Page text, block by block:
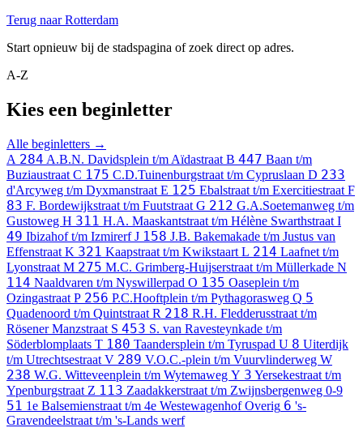
Terug naar Rotterdam
Start opnieuw bij de stadspagina of zoek direct op adres.
A-Z
Kies een beginletter
Alle beginletters →
A 284 A.B.N. Davidsplein t/m Aïdastraat B 447 Baan t/m
Buziaustraat C 175 C.D.Tuinenburgstraat t/m Cypruslaan D 233
d'Arcyweg t/m Dyxmanstraat E 125 Ebalstraat t/m Exercitiestraat F
83 F. Bordewijkstraat t/m Fuutstraat G 212 G.A.Soetemanweg t/m
Gustoweg H 311 H.A. Maaskantstraat t/m Hélène Swarthstraat I
49 Ibizahof t/m IzmirerfJ 158 J.B. Bakemakade t/m Justus van
Effenstraat K 321 Kaapstraat t/m Kwikstaart L 214 Laafnet t/m
Lyonstraat M 275 M.C. Grimberg-Huijserstraat t/m Müllerkade N
114 Naaldvaren t/m Nyswillerpad O 135 Oaseplein t/m
Ozingastraat P 256 P.C.Hooftplein t/m Pythagorasweg Q 5
Quadenoord t/m Quintstraat R 218 R.H. Fledderusstraat t/m
Rösener Manzstraat S 453 S. van Ravesteynkade t/m
Söderblomplaats T 180 Taandersplein t/m Tyruspad U 8 Uiterdijk
t/m Utrechtsestraat V 289 V.O.C.-plein t/m Vuurvlinderweg W
238 W.G. Witteveenplein t/m Wytemaweg Y 3 Yersekestraat t/m
Ypenburgstraat Z 113 Zaadakkerstraat t/m Zwijnsbergenweg 0-9
51 1e Balsemienstraat t/m 4e WestewagenhofOverig 6 's-
Gravendeelstraat t/m 's-Lands werf